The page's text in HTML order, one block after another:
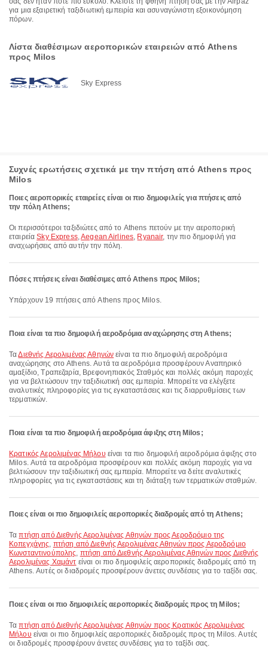
για μια εξαιρετική ταξιδιωτική εμπειρία και ασυναγώνιστη εξοικονόμηση
πόρων.
Λίστα διαθέσιμων αεροπορικών εταιρειών από Athens
προς Milos
Sky Express
Συχνές ερωτήσεις σχετικά με την πτήση από Athens προς
Milos
Ποιες αεροπορικές εταιρείες είναι οι πιο δημοφιλείς για πτήσεις από
την πόλη Athens;
Οι περισσότεροι ταξιδιώτες από το Athens πετούν με την αεροπορική
εταιρείαSky Express,Aegean Airlines, Ryanair, την πιο δημοφιλή για
αναχωρήσεις από αυτήν την πόλη.
Πόσες πτήσεις είναι διαθέσιμες από Athens προς Milos;
Υπάρχουν 19 πτήσεις από Athens προς Milos.
Ποια είναι τα πιο δημοφιλή αεροδρόμια αναχώρησης στη Athens;
ΤαΔιεθνής Αερολιμένας Αθηνών είναι τα πιο δημοφιλή αεροδρόμια
αναχώρησης στο Athens. Αυτά τα αεροδρόμια προσφέρουν Αναπηρικό
αμαξίδιο, Τραπεζαρία, Βρεφονηπιακός Σταθμός και πολλές ακόμη παροχές
για να βελτιώσουν την ταξιδιωτική σας εμπειρία. Μπορείτε να ελέγξετε
αναλυτικές πληροφορίες για τις εγκαταστάσεις και τις διαρρυθμίσεις των
τερματικών.
Ποια είναι τα πιο δημοφιλή αεροδρόμια άφιξης στη Milos;
Κρατικός Αερολιμένας Μήλου είναι τα πιο δημοφιλή αεροδρόμια άφιξης στο
Milos. Αυτά τα αεροδρόμια προσφέρουν και πολλές ακόμη παροχές για να
βελτιώσουν την ταξιδιωτική σας εμπειρία. Μπορείτε να δείτε αναλυτικές
πληροφορίες για τις εγκαταστάσεις και τη διάταξη των τερματικών σταθμών.
Ποιες είναι οι πιο δημοφιλείς αεροπορικές διαδρομές από τη Athens;
Ταπτήση από Διεθνής Αερολιμένας Αθηνών προς Αεροδρόμιο της
Κοπεγχάγης, πτήση από Διεθνής Αερολιμένας Αθηνών προς Αεροδρόμιο
Κωνσταντινούπολης, πτήση από Διεθνής Αερολιμένας Αθηνών προς Διεθνής
Αερολιμένας Χαμάντ είναι οι πιο δημοφιλείς αεροπορικές διαδρομές από τη
Athens. Αυτές οι διαδρομές προσφέρουν άνετες συνδέσεις για το ταξίδι σας.
Ποιες είναι οι πιο δημοφιλείς αεροπορικές διαδρομές προς τη Milos;
Ταπτήση από Διεθνής Αερολιμένας Αθηνών προς Κρατικός Αερολιμένας
Μήλου είναι οι πιο δημοφιλείς αεροπορικές διαδρομές προς τη Milos. Αυτές
οι διαδρομές προσφέρουν άνετες συνδέσεις για το ταξίδι σας.